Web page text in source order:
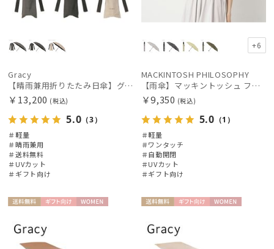
Gracy
【晴雨兼用折りたたみ日傘】グレイシー (Gracy) Natural 一級遮光99.99% 遮熱 UV99％ 軽量 簡単開閉
￥13,200 (税込)
5.0 （3）
＃軽量
＃晴雨兼用
＃送料無料
＃UVカット
＃ギフト向け
+6
MACKINTOSH PHILOSOPHY
【雨傘】マッキントッシュ フィロソフィー (MACKINTOSH PHILOSOPHY) Birbrella AUTO-JUMP バーブレラ 自動開閉 折りたたみ
￥9,350 (税込)
5.0 （1）
＃軽量
＃ワンタッチ
＃自動開閉
＃UVカット
＃ギフト向け
料
向け
料
向け